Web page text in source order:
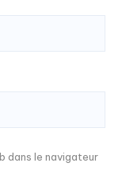
dans le navigateur